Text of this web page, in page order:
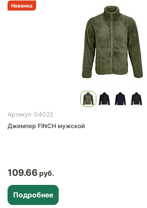
Новинка
Артикул: 04022
Джемпер FINCH мужской
109.66
Подробнее